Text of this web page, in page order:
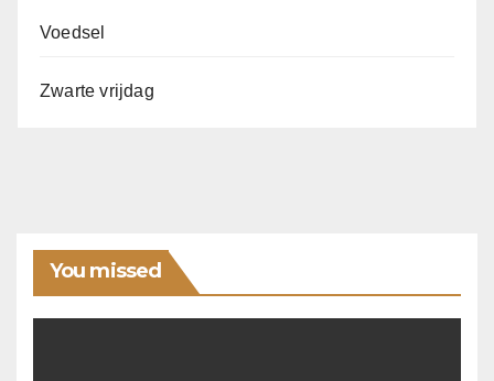
Voedsel
Zwarte vrijdag
You missed